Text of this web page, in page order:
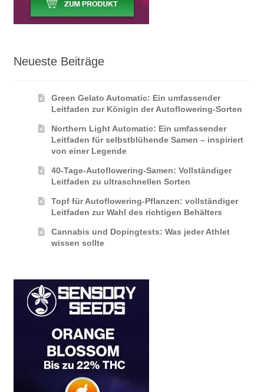
Neueste Beiträge
Green Gelato Automatic: Ein umfassender
Leitfaden zur Königin der Autoflowering‑Sorten
Northern Light Automatic: Ein umfassender
Leitfaden für selbstblühende Samen – inspiriert
von einer Legende
40-Tage-Autoflowering-Samen: Vollständiger
Leitfaden zu ultraschnellen Sorten
Topf für Autoflowering-Pflanzen: vollständiger
Leitfaden zur Wahl des richtigen Behälters
Cannabis und Dopingtests: Was jeder Athlet
wissen sollte